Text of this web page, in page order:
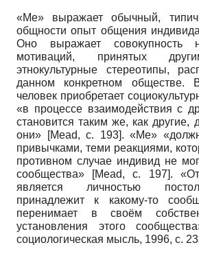
«Me» выражает обычный,
общности опыт общения
Оно выражает совокупность
мотиваций, принятых
этнокультурные стереотипы,
данном конкретном обществе.
человек приобретает
«в процессе взаимодействия с
становится таким же, как другие,
они»
[Меаd, с. 193]. «Ме»
привычками, теми реакциями,
противном случае индивид не
сообщества»
[Меаd, с. 197].
является личностью
принадлежит к какому-то
перенимает в своём
установления этого
социологическая мысль, 1996, с.